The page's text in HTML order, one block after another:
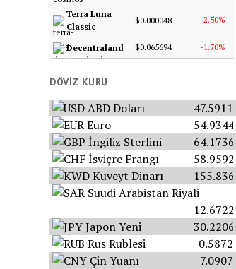
Terra Luna
Classic
$0.000048 -2.50%
Decentraland $0.065694 -1.70%
DÖVIZ KURU
ABD Doları
47.5911
Euro
54.9344
İngiliz Sterlini
64.1736
İsviçre Frangı
58.9592
Kuveyt Dinarı
155.8365
Suudi Arabistan Riyali
12.6722
Japon Yeni
30.2206
Rus Rublesi
0.5872
Çin Yuanı
7.0907